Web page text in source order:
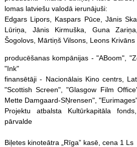
lomas latviešu valodā ierunājuši:
Edgars Lipors, Kaspars Pūce, Jānis
Lūriņa, Jānis Kirmuška, Guna
Šogolovs, Mārtiņš Vilsons, Leons Krivāns
producēšanas kompānijas - "ABoom",
"Ink"
finansētāji - Nacionālais Kino centrs,
"Scottish Screen", "Glasgow Film
Mette Damgaard-SŅrensen",
Projektu atbalsta Kultūrkapitāla
pārvalde
Biļetes kinoteātra „Rīga” kasē, cena 1 Ls